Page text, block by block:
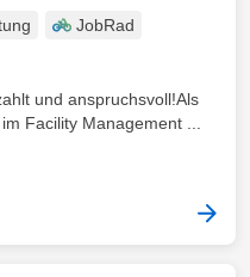
JobRad
und anspruchsvoll!Als
Facility Management ...